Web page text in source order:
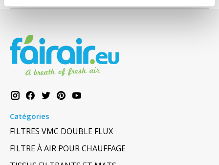
Catégories
FILTRES VMC DOUBLE FLUX
FILTRE À AIR POUR CHAUFFAGE